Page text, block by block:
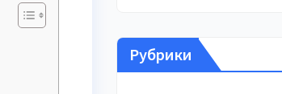
Рубрики